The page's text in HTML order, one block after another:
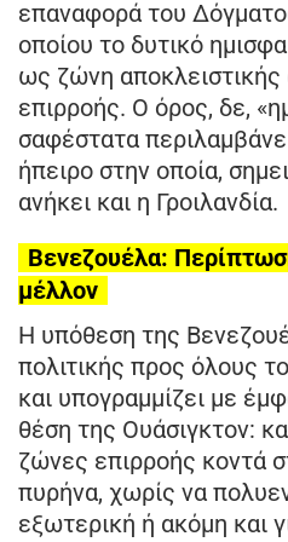
επαναφορά του
οποίου το δυτικό
ως ζώνη αποκλειστικής
επιρροής. Ο όρος, δε,
σαφέστατα
ήπειρο στην οποία,
ανήκει και η Γροιλανδία.
Βενεζουέλα:
μέλλον
Η υπόθεση της
πολιτικής προς όλους
και υπογραμμίζει με
θέση της Ουάσιγκτον:
ζώνες επιρροής κοντά
πυρήνα, χωρίς να
εξωτερική ή ακόμη και